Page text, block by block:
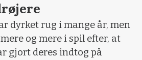
dyrket rug i mange år, men
og mere i spil efter, at
gjort deres indtog på